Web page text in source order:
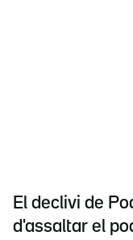
El declivi de
d'assaltar el